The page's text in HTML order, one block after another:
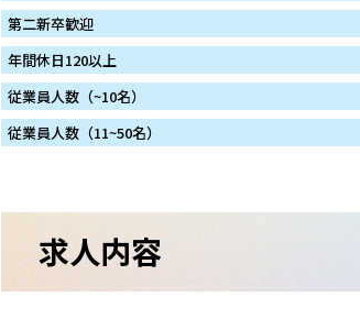
第二新卒歓迎
年間休日120以上
従業員人数（~10名）
従業員人数（11~50名）
求人内容